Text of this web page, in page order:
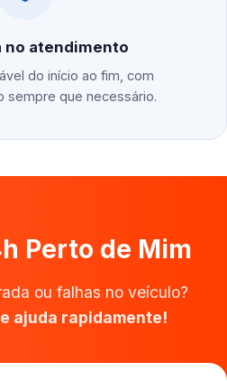
no atendimento
do início ao fim, com
sempre que necessário.
Perto de Mim
ou falhas no veículo?
ajuda rapidamente!